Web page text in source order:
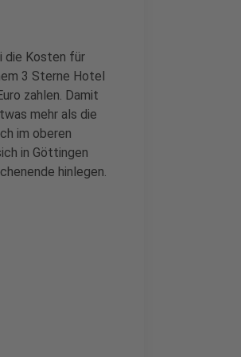
die Kosten für
3 Sterne Hotel
zahlen. Damit
mehr als die
im oberen
in Göttingen
hinlegen.